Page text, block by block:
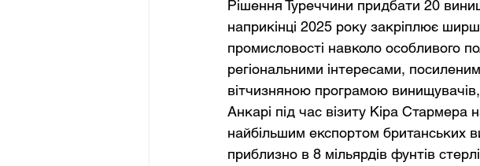
Рішення Туреччини придбати 20
наприкінці 2025 року закріплює
промисловості навколо особливого
регіональними інтересами,
вітчизняною програмою
Анкарі під час візиту Кіра Стармера
найбільшим експортом британських
приблизно в 8 мільярдів фунтів